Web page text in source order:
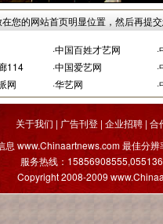
您的网站首页明显位置，然后再提
·中国百姓才艺网 ·
114 ·中国爱艺网 ·
网 ·华艺网 ·
关于我们 | 广告刊登 | 企业招聘 | 合
息 www.Chinaartnews.com 最佳分
服务热线：
Copyright 2008-2009